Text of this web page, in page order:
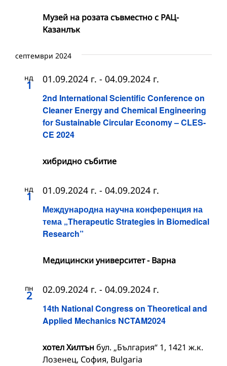
Музей на розата съвместно с РАЦ-
Казанлък
септември 2024
нд
1
2nd International Scientific Conference on
Cleaner Energy and Chemical Engineering
for Sustainable Circular Economy – CLES-
CE 2024
01.09.2024 г. - 04.09.2024 г.
хибридно събитие
нд
1
Международна научна конференция на
тема „Therapeutic Strategies in Biomedical
Research”
01.09.2024 г. - 04.09.2024 г.
Медицински университет - Варна
пн
2
14th National Congress on Theoretical and
Applied Mechanics NCTAM2024
02.09.2024 г. - 04.09.2024 г.
хотел Хилтънбул. „България“ 1, 1421 ж.к.
Лозенец, София, Bulgaria